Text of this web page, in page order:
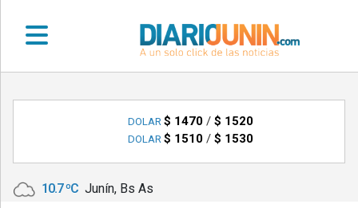
•
LOCALES
•
DOLAR $ 1470/ $ 1520
DOLAR $ 1510/ $ 1530
10.7 ºC Junín, Bs As